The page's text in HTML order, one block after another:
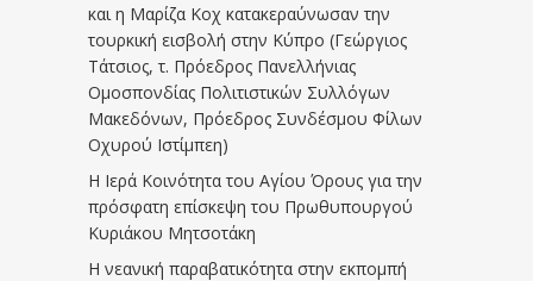
και η Μαρίζα Κοχ κατακεραύνωσαν την
τουρκική εισβολή στην Κύπρο (Γεώργιος
Τάτσιος, τ. Πρόεδρος Πανελλήνιας
Ομοσπονδίας Πολιτιστικών Συλλόγων
Μακεδόνων, Πρόεδρος Συνδέσμου Φίλων
Οχυρού Ιστίμπεη)
Η Ιερά Κοινότητα του Αγίου Όρους για την
πρόσφατη επίσκεψη του Πρωθυπουργού
Κυριάκου Μητσοτάκη
Η νεανική παραβατικότητα στην εκπομπή